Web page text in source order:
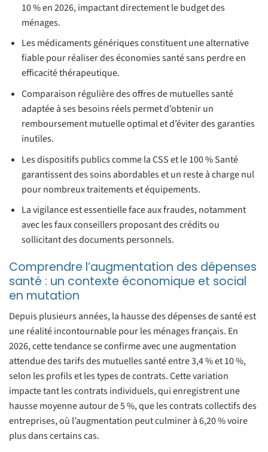
10 % en 2026, impactant directement le budget des
ménages.
Les médicaments génériques constituent une alternative
fiable pour réaliser des économies santé sans perdre en
efficacité thérapeutique.
Comparaison régulière des offres de mutuelles santé
adaptée à ses besoins réels permet d’obtenir un
remboursement mutuelle optimal et d’éviter des garanties
inutiles.
Les dispositifs publics comme la CSS et le 100 % Santé
garantissent des soins abordables et un reste à charge nul
pour nombreux traitements et équipements.
La vigilance est essentielle face aux fraudes, notamment
avec les faux conseillers proposant des crédits ou
sollicitant des documents personnels.
Comprendre l’augmentation des dépenses
santé : un contexte économique et social
en mutation
Depuis plusieurs années, la hausse des dépenses de santé est
une réalité incontournable pour les ménages français. En
2026, cette tendance se confirme avec une augmentation
attendue des tarifs des mutuelles santé entre 3,4 % et 10 %,
selon les profils et les types de contrats. Cette variation
impacte tant les contrats individuels, qui enregistrent une
hausse moyenne autour de 5 %, que les contrats collectifs des
entreprises, où l’augmentation peut culminer à 6,20 % voire
plus dans certains cas.